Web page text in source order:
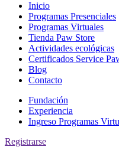
Inicio
Programas Presenciales
Programas Virtuales
Tienda Paw Store
Actividades ecológicas
Certificados Service
Blog
Contacto
Fundación
Experiencia
Ingreso Programas
Registrarse